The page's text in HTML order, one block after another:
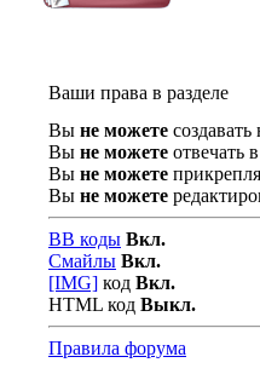
Ваши права в разделе
Вы не можете
Вы не можете отвечать
Вы не можете
Вы не можете
BB коды Вкл.
Смайлы Вкл.
[IMG] код Вкл.
HTML код Выкл.
Правила форума